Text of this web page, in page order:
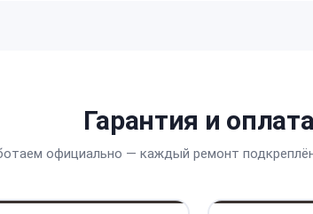
Гарантия и оплата
официально — каждый ремонт